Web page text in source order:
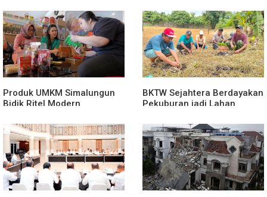
Produk UMKM Simalungun
Bidik Ritel Modern
BKTW Sejahtera Berdayakan
Pekuburan jadi Lahan